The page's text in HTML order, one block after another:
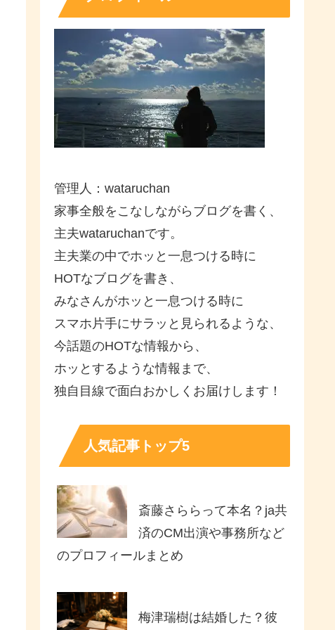
管理人：wataruchan
家事全般をこなしながらブログを書く、
主夫wataruchanです。
主夫業の中でホッと一息つける時に
HOTなブログを書き、
みなさんがホッと一息つける時に
スマホ片手にサラッと見られるような、
今話題のHOTな情報から、
ホッとするような情報まで、
独自目線で面白おかしくお届けします！
人気記事トップ5
斎藤さららって本名？ja共
済のCM出演や事務所など
のプロフィールまとめ
梅津瑞樹は結婚した？彼